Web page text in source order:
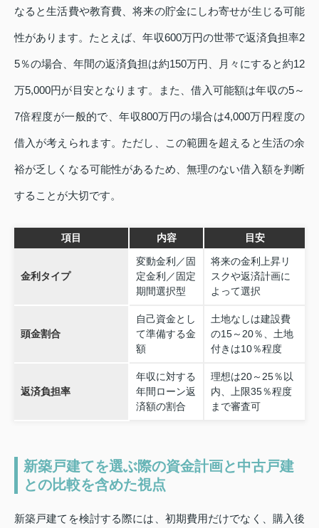
なると生活費や教育費、将来の貯金にしわ寄せが生じる可能
性があります。たとえば、年収600万円の世帯で返済負担率2
5％の場合、年間の返済負担は約150万円、月々にすると約12
万5,000円が目安となります。また、借入可能額は年収の5～
7倍程度が一般的で、年収800万円の場合は4,000万円程度の
借入が考えられます。ただし、この範囲を超えると生活の余
裕が乏しくなる可能性があるため、無理のない借入額を判断
することが大切です。
項目 内容 目安
金利タイプ
変動金利／固
定金利／固定
期間選択型
将来の金利上昇リ
スクや返済計画に
よって選択
頭金割合
自己資金とし
て準備する金
額
土地なしは建設費
の15～20％、土地
付きは10％程度
返済負担率
年収に対する
年間ローン返
済額の割合
理想は20～25％以
内、上限35％程度
まで審査可
新築戸建てを選ぶ際の資金計画と中古戸建
との比較を含めた視点
新築戸建てを検討する際には、初期費用だけでなく、購入後